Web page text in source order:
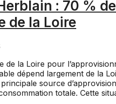
: 70 %
de la Loire
de la Loire pour
dépend largement de la
source
totale. Cette